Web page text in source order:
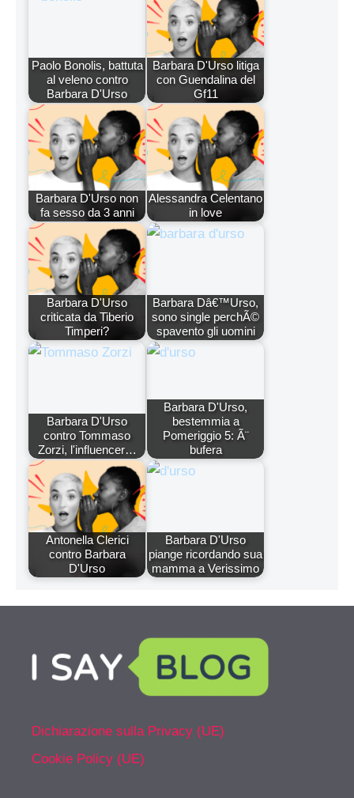
Paolo Bonolis, battuta
al veleno contro
Barbara D'Urso
Barbara D'Urso litiga
con Guendalina del
Gf11
Barbara D'Urso non
fa sesso da 3 anni
Alessandra Celentano
in love
Barbara D'Urso
criticata da Tiberio
Timperi?
Barbara Dâ€™Urso,
sono single perchÃ©
spavento gli uomini
Barbara D'Urso
contro Tommaso
Zorzi, l'influencer…
Barbara D'Urso,
bestemmia a
Pomeriggio 5: Ã¨
bufera
Antonella Clerici
contro Barbara
D'Urso
Barbara D'Urso
piange ricordando sua
mamma a Verissimo
Dichiarazione sulla Privacy (UE)
Cookie Policy (UE)